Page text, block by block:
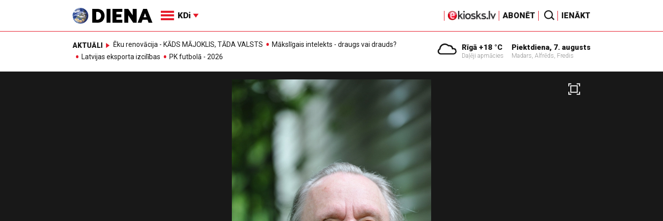
KDi ABONĒT IENĀKT
AKTUĀLI Ēku renovācija - KĀDS MĀJOKLIS, TĀDA VALSTS
Mākslīgais intelekts - draugs vai drauds?
Latvijas eksporta izcilības
PK futbolā - 2026
Rīgā +18 °C
Daļēji apmācies
Piektdiena, 7. augusts
Madars, Alfrēds, Fredis